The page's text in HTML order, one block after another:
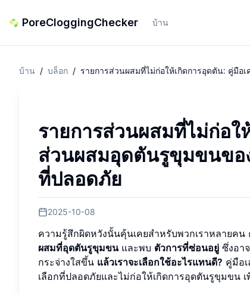
PoreCloggingChecker บ้าน
บ้าน / บล็อก / รายการส่วนผสมที่ไม่ก่อให้เกิดการอุดตัน: คู่มื
รายการส่วนผสมที่ไม่ก่อใ
ส่วนผสมอุดตันรูขุมขนข
ที่ปลอดภัย
2025-10-08
ความรู้สึกผิดหวังนั้นคุ้นเคยสำหรับพวกเราหลายค
ผสมที่อุดตันรูขุมขนและพบ ตัวการที่ซ่อนอยู่ ซึ่งอา
กระจ่างใสขึ้น แล้วเราจะเลือกใช้อะไรแทนดี? คู่มือ
เลือกที่ปลอดภัยและไม่ก่อให้เกิดการอุดตันรูขุมขน